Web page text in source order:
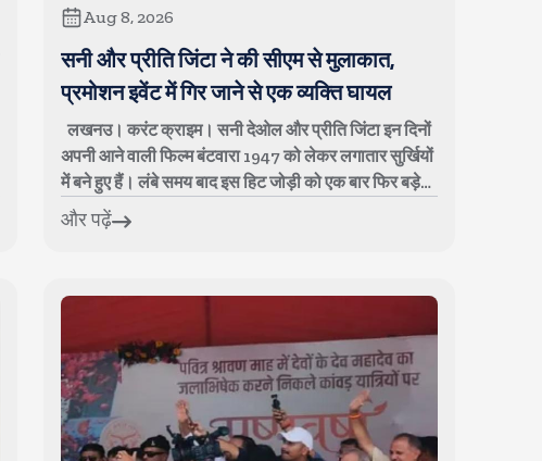
Aug 8, 2026
सनी और प्रीति जिंटा ने की सीएम से मुलाकात,
प्रमोशन इवेंट में गिर जाने से एक व्यक्ति घायल
लखनउ। करंट क्राइम। सनी देओल और प्रीति जिंटा इन दिनों
अपनी आने वाली फिल्म बंटवारा 1947 को लेकर लगातार सुर्खियों
में बने हुए हैं। लंबे समय बाद इस हिट जोड़ी को एक बार फिर बड़े
पर्दे पर साथ देखने के लिए फ...
और पढ़ें